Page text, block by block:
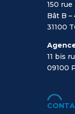
150
Bât B –
31100
11 bis
09100